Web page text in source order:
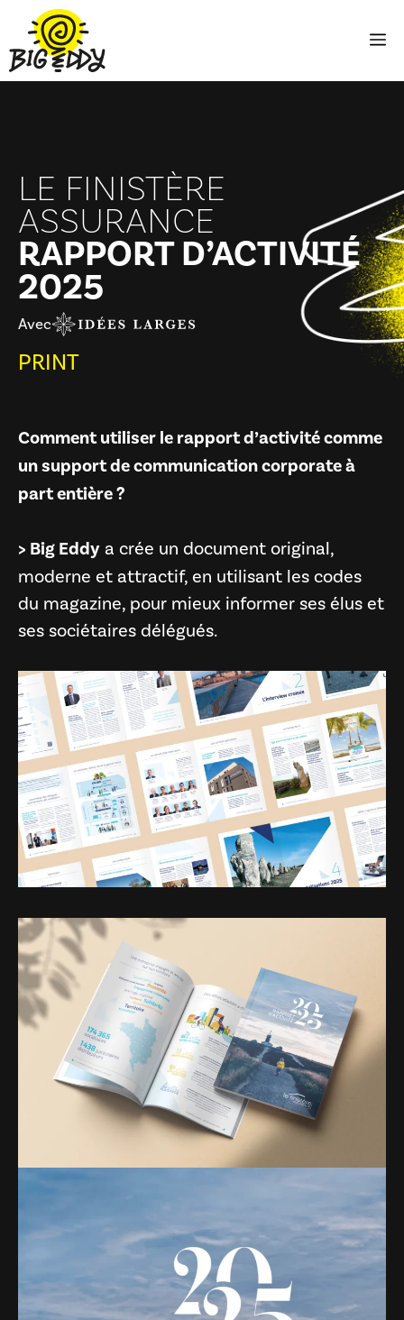
contenu
LE FINISTÈRE
ASSURANCE
RAPPORT D’ACTIVITÉ
2025
Avec
PRINT
Comment utiliser le rapport d’activité comme
un support de communication corporate à
part entière ?
> Big Eddy a crée un document original,
moderne et attractif, en utilisant les codes
du magazine, pour mieux informer ses élus et
ses sociétaires délégués.